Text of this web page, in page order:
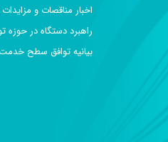
اخبار مناقصات و
راهبرد دستگاه در حوزه
بیانیه توافق سطح